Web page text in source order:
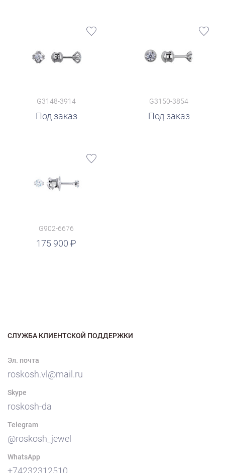
G3148-3914
Под заказ
G3150-3854
Под заказ
G902-6676
175 900
СЛУЖБА КЛИЕНТСКОЙ ПОДДЕРЖКИ
Эл. почта
roskosh.vl@mail.ru
Skype
roskosh-da
Telegram
@roskosh_jewel
WhatsApp
+74232312510